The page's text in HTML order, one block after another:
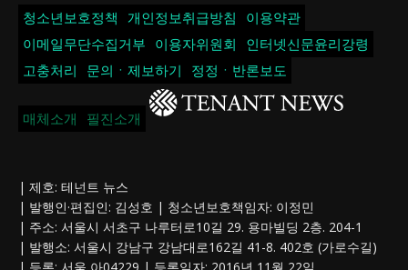
청소년보호정책 개인정보취급방침
이용약관
이메일무단수집거부
이용자위원회
인터넷신문윤리강령
고충처리
문의ㆍ제보하기 정정ㆍ반론보도
매체소개 필진소개
| 제호: 테넌트 뉴스
| 발행인·편집인: 김성호 | 청소년보호책임자: 이정민
| 주소: 서울시 서초구 나루터로10길 29. 용마빌딩 2층. 204-1
| 발행소: 서울시 강남구 강남대로162길 41-8. 402호 (가로수길)